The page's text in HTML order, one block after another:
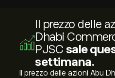
Il prezzo delle
Dhabi
PJSC sale
settimana.
Il prezzo delle azioni Abu